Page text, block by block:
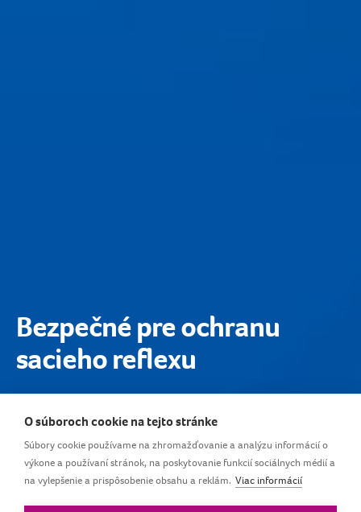
Bezpečné pre ochranu
sacieho reflexu
novorodencov. Vďaka malému a ľahkému kotúču sa
cumlík LOVI mini lepšie prispôsobí maličkým ústam a
tváričke novorodenca. Dynamický cumlík LOVI®sa
naťahuje a sťahuje v rytme satia dieťaťa,
O súboroch cookie na tejto stránke
Súbory cookie používame na zhromažďovanie a analýzu informácií o
výkone a používaní stránok, na poskytovanie funkcií sociálnych médií a
na vylepšenie a prispôsobenie obsahu a reklám. Viac informácií